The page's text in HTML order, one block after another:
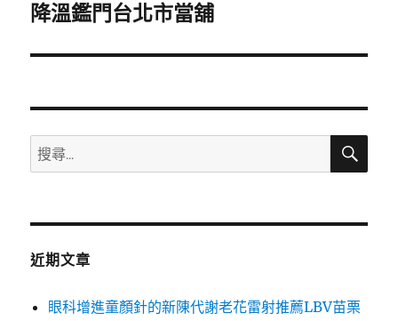
一
文
降溫鑑門台北市當舖
搜
尋
鍵
搜
近期文章
眼科增進童顏針的新陳代謝老花雷射推薦LBV苗栗